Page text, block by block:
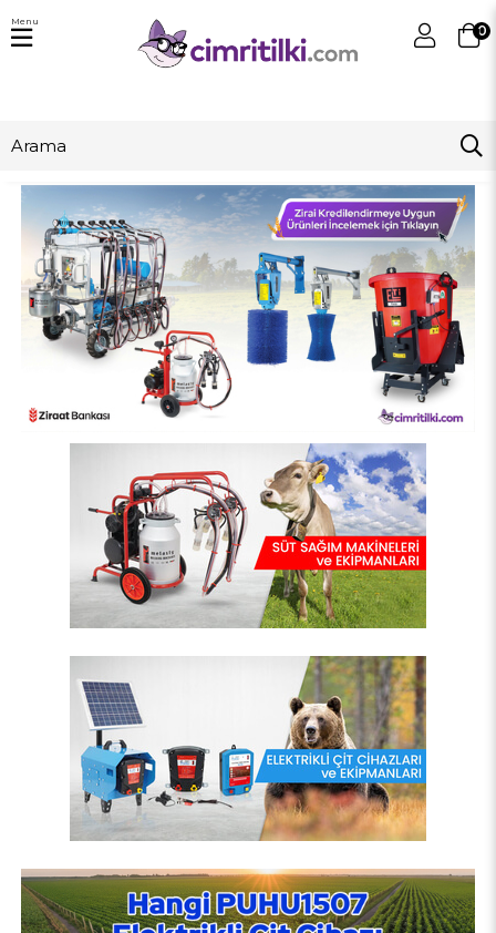
0
Menu